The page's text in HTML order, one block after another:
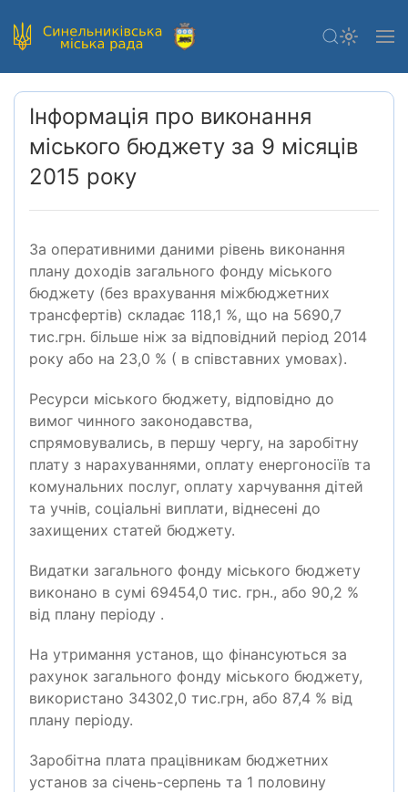
Інформація про виконання
міського бюджету за 9 місяців
2015 року
За оперативними даними рівень виконання
плану доходів загального фонду міського
бюджету (без врахування міжбюджетних
трансфертів) складає 118,1 %, що на 5690,7
тис.грн. більше ніж за відповідний період 2014
року або на 23,0 % ( в співставних умовах).
Ресурси міського бюджету, відповідно до
вимог чинного законодавства,
спрямовувались, в першу чергу, на заробітну
плату з нарахуваннями, оплату енергоносіїв та
комунальних послуг, оплату харчування дітей
та учнів, соціальні виплати, віднесені до
захищених статей бюджету.
Видатки загального фонду міського бюджету
виконано в сумі 69454,0 тис. грн., або 90,2 %
від плану періоду .
На утримання установ, що фінансуються за
рахунок загального фонду міського бюджету,
використано 34302,0 тис.грн, або 87,4 % від
плану періоду.
Заробітна плата працівникам бюджетних
установ за січень-серпень та 1 половину